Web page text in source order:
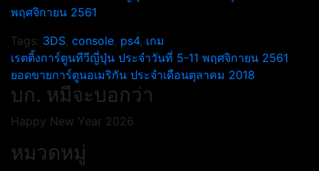
พฤศจิกายน 2561
Tags: 3DS, console, ps4, เกม
แนะแนว
เรื่อง
เรตติ้งการ์ตูนทีวีญี่ปุ่น ประจำวันที่ 5-11 พฤศจิกายน 2561
ยอดขายการ์ตูนอเมริกัน ประจำเดือนตุลาคม 2018
บก. หมีจะบอกว่า
Happy New Year 2026
หมวดหมู่